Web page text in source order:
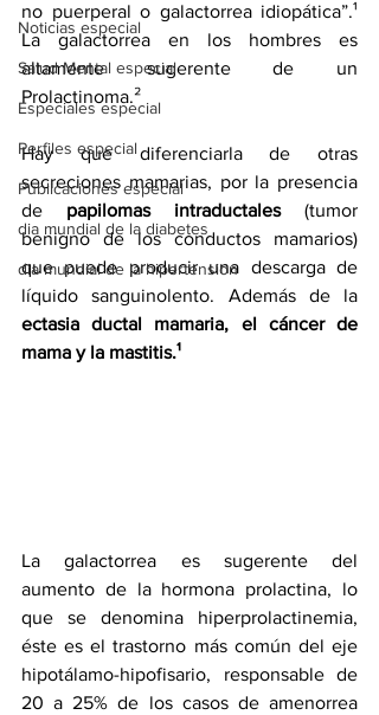
Noticias especial
Salud Mental especial
Especiales especial
Perfiles especial
Publicaciones especial
dia mundial de la diabetes
dia mundial de la hipertension
no puerperal o galactorrea idiopática”.¹
La galactorrea en los hombres es
altamente sugerente de un
Prolactinoma.²
Hay que diferenciarla de otras
secreciones mamarias, por la presencia
de papilomas intraductales (tumor
benigno de los conductos mamarios)
que puede producir una descarga de
ectasia ductal mamaria, el cáncer de
mama y la mastitis.¹
La galactorrea es sugerente del
aumento de la hormona prolactina, lo
que se denomina hiperprolactinemia,
éste es el trastorno más común del eje
hipotálamo-hipofisario, responsable de
20 a 25% de los casos de amenorrea